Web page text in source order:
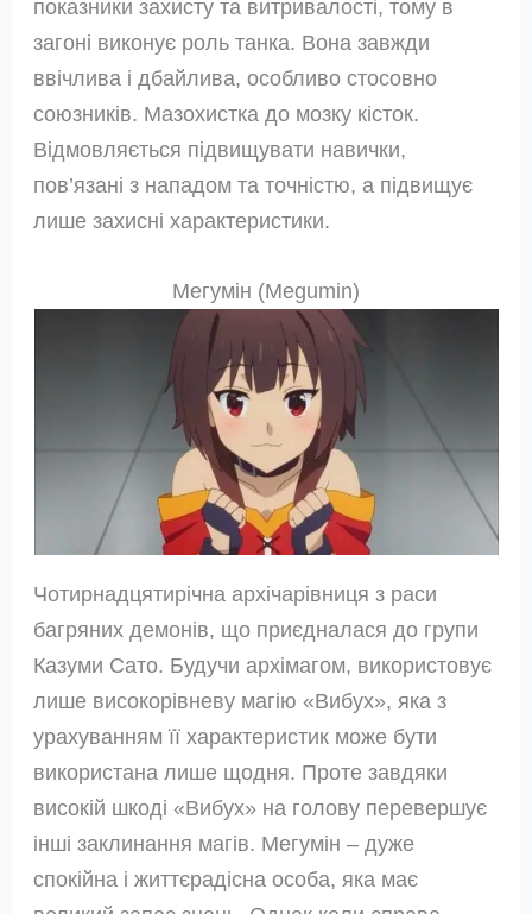
показники захисту та витривалості, тому в
загоні виконує роль танка. Вона завжди
ввічлива і дбайлива, особливо стосовно
союзників. Мазохистка до мозку кісток.
Відмовляється підвищувати навички,
пов’язані з нападом та точністю, а підвищує
лише захисні характеристики.
Мегумін (Megumin)
Чотирнадцятирічна архічарівниця з раси
багряних демонів, що приєдналася до групи
Казуми Сато. Будучи архімагом, використовує
лише високорівневу магію «Вибух», яка з
урахуванням її характеристик може бути
використана лише щодня. Проте завдяки
високій шкоді «Вибух» на голову перевершує
інші заклинання магів. Мегумін – дуже
спокійна і життєрадісна особа, яка має